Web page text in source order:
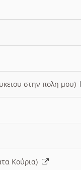
στην πολη μου)
Κούρια)